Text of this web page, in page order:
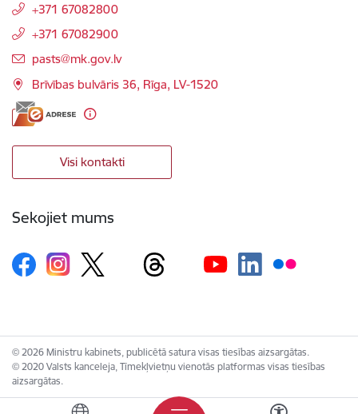
+371 67082800
+371 67082900
E-pasts:
pasts@mk.gov.lv
Brīvības bulvāris 36, Rīga, LV-1520
Visi kontakti
Sekojiet mums
© 2026 Ministru kabinets, publicētā satura visas tiesības aizsargātas.
© 2020 Valsts kanceleja, Tīmekļvietņu vienotās platformas visas tiesības
aizsargātas.